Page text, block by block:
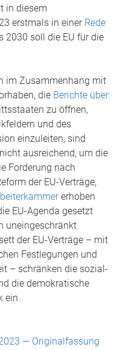
in diesem
erstmals in einer Rede
2030 soll die EU für die
im Zusammenhang mit
die Berichte über
zu öffnen,
und des
einzuleiten, sind
ausreichend, um die
Forderung nach
der EU-Verträge,
erhoben
EU-Agenda gesetzt
uneingeschränkt
der EU-Verträge – mit
Festlegungen und
– schränken die sozial-
die demokratische
ein.
— Originalfassung